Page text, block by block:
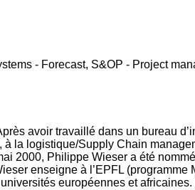
- Forecast, S&OP - Project
avoir travaillé dans un bureau
la logistique/Supply Chain
2000, Philippe Wieser a été
enseigne à l’EPFL (programme
européennes et